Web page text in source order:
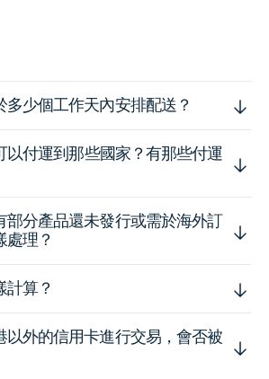
少個工作天內安排配送？
以付運到那些國家？有那些付運
部分產品還未發行或需於海外訂
處理？
算？
以外的信用卡進行交易，會否被